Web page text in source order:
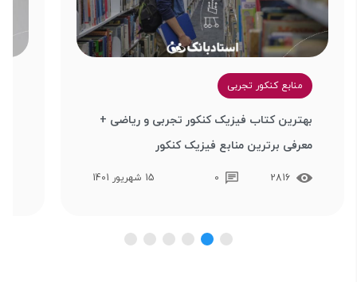
منابع کنکور تجربی
بهترین کتاب فیزیک کنکور تجربی و ریاضی +
معرفی برترین منابع فیزیک کنکور
2816
0 15 شهریور 1401